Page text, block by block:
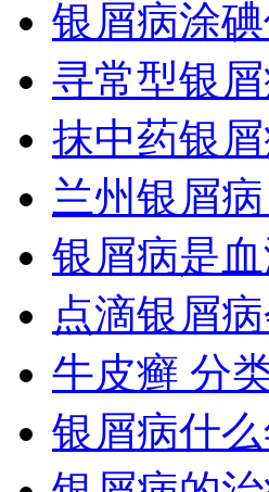
银屑病涂
寻常型银
抹中药银
兰州银屑
银屑病是
点滴银屑
牛皮癣 分
银屑病什